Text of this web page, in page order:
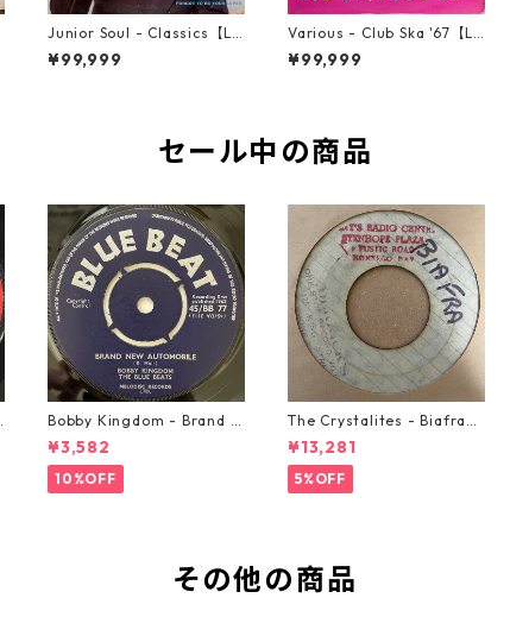
Junior Soul - Classics【LP
-70044】
¥99,999
Various - Club Ska '67【LP
-70050】
¥99,999
セール中の商品
Bobby Kingdom - Brand N
ew Automobile【7-2088
9】
¥3,582
10%OFF
The Crystalites - Biafra
【7-21293】
¥13,281
5%OFF
その他の商品